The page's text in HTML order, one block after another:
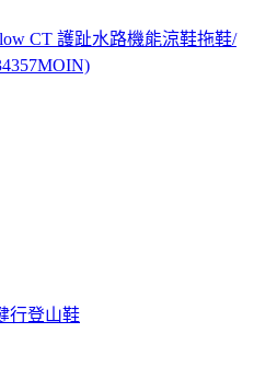
CT 護趾水路機能涼鞋拖鞋/
行登山鞋